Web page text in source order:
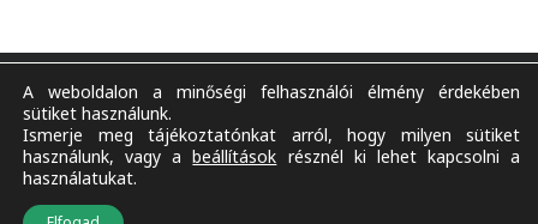
BEMUTATKOZÁS IMPRESSZUM MÉDIAAJÁNLAT
ADATKEZELÉSI TÁJÉKOZTATÓ TARTALOM FELHASZNÁLÁSA RSS
A weboldalon a minőségi felhasználói élmény érdekében
sütiket használunk.
Ismerje meg tájékoztatónkat arról, hogy milyen sütiket
használunk, vagy abeállítások résznél ki lehet kapcsolni a
használatukat.